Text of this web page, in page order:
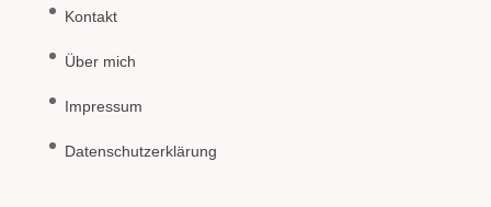
Kontakt
Über mich
Impressum
Datenschutzerklärung